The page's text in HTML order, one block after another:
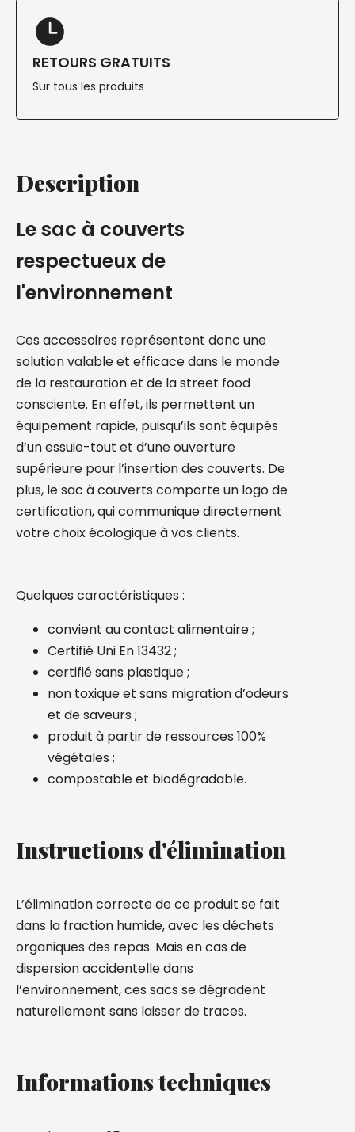
RETOURS GRATUITS
Sur tous les produits
Description
Le sac à couverts
respectueux de
l'environnement
Ces accessoires représentent donc une
solution valable et efficace dans le monde
de la restauration et de la street food
consciente. En effet, ils permettent un
équipement rapide, puisqu’ils sont équipés
d’un essuie-tout et d’une ouverture
supérieure pour l’insertion des couverts. De
plus, le sac à couverts comporte un logo de
certification, qui communique directement
votre choix écologique à vos clients.
Quelques caractéristiques :
convient au contact alimentaire ;
Certifié Uni En 13432 ;
certifié sans plastique ;
non toxique et sans migration d’odeurs
et de saveurs ;
produit à partir de ressources 100%
végétales ;
compostable et biodégradable.
Instructions d'élimination
L’élimination correcte de ce produit se fait
dans la fraction humide, avec les déchets
organiques des repas. Mais en cas de
dispersion accidentelle dans
l’environnement, ces sacs se dégradent
naturellement sans laisser de traces.
Informations techniques